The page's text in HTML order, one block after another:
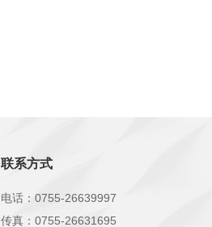
联系方式
电话：0755-26639997
传真：0755-26631695